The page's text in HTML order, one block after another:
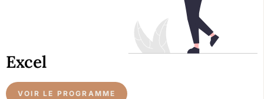
Excel
VOIR LE PROGRAMME